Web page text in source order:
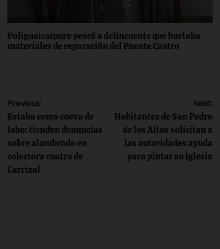
Poliguaicaipuro pescó a delincuente que hurtaba
materiales de reparación del Puente Castro
Navegación
de
entradas
Previous:
Estaba como cueva de
lobo: tienden denuncias
sobre alumbrado en
colectora cuatro de
Carrizal
Next:
Habitantes de San Pedro
de los Altos solicitan a
las autoridades ayuda
para pintar su Iglesia